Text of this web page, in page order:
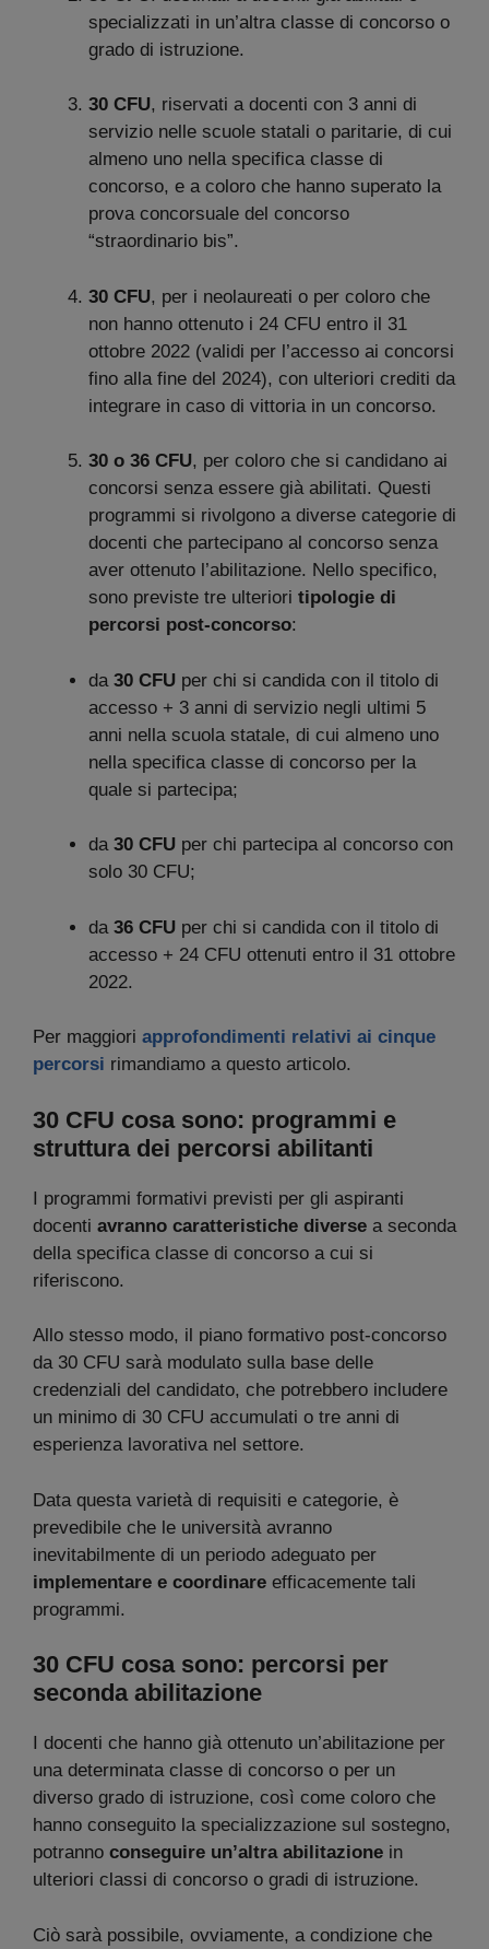
specializzati in un’altra classe di concorso o
grado di istruzione.
30 CFU, riservati a docenti con 3 anni di
servizio nelle scuole statali o paritarie, di cui
almeno uno nella specifica classe di
concorso, e a coloro che hanno superato la
prova concorsuale del concorso
“straordinario bis”.
30 CFU, per i neolaureati o per coloro che
non hanno ottenuto i 24 CFU entro il 31
ottobre 2022 (validi per l’accesso ai concorsi
fino alla fine del 2024), con ulteriori crediti da
integrare in caso di vittoria in un concorso.
30 o 36 CFU, per coloro che si candidano ai
concorsi senza essere già abilitati. Questi
programmi si rivolgono a diverse categorie di
docenti che partecipano al concorso senza
aver ottenuto l’abilitazione. Nello specifico,
sono previste tre ulteriori tipologie di
percorsi post-concorso:
da 30 CFU per chi si candida con il titolo di
accesso + 3 anni di servizio negli ultimi 5
anni nella scuola statale, di cui almeno uno
nella specifica classe di concorso per la
quale si partecipa;
da 30 CFU per chi partecipa al concorso con
solo 30 CFU;
da 36 CFU per chi si candida con il titolo di
accesso + 24 CFU ottenuti entro il 31 ottobre
2022.
Per maggiori approfondimenti relativi ai cinque
percorsi rimandiamo a questo articolo.
30 CFU cosa sono: programmi e
struttura dei percorsi abilitanti
I programmi formativi previsti per gli aspiranti
docenti avranno caratteristiche diverse a seconda
della specifica classe di concorso a cui si
riferiscono.
Allo stesso modo, il piano formativo post-concorso
da 30 CFU sarà modulato sulla base delle
credenziali del candidato, che potrebbero includere
un minimo di 30 CFU accumulati o tre anni di
esperienza lavorativa nel settore.
Data questa varietà di requisiti e categorie, è
prevedibile che le università avranno
inevitabilmente di un periodo adeguato per
implementare e coordinare efficacemente tali
programmi.
30 CFU cosa sono: percorsi per
seconda abilitazione
I docenti che hanno già ottenuto un’abilitazione per
una determinata classe di concorso o per un
diverso grado di istruzione, così come coloro che
hanno conseguito la specializzazione sul sostegno,
potranno conseguire un’altra abilitazione in
ulteriori classi di concorso o gradi di istruzione.
Ciò sarà possibile, ovviamente, a condizione che